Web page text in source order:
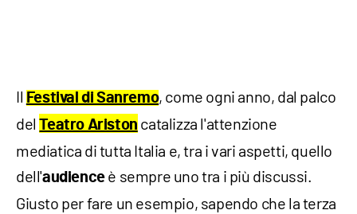
Il Festival di Sanremo, come ogni anno, dal palco
delTeatro Ariston catalizza l'attenzione
mediatica di tutta Italia e, tra i vari aspetti, quello
dell'audienceè sempre uno tra i più discussi.
Giusto per fare un esempio, sapendo che la terza